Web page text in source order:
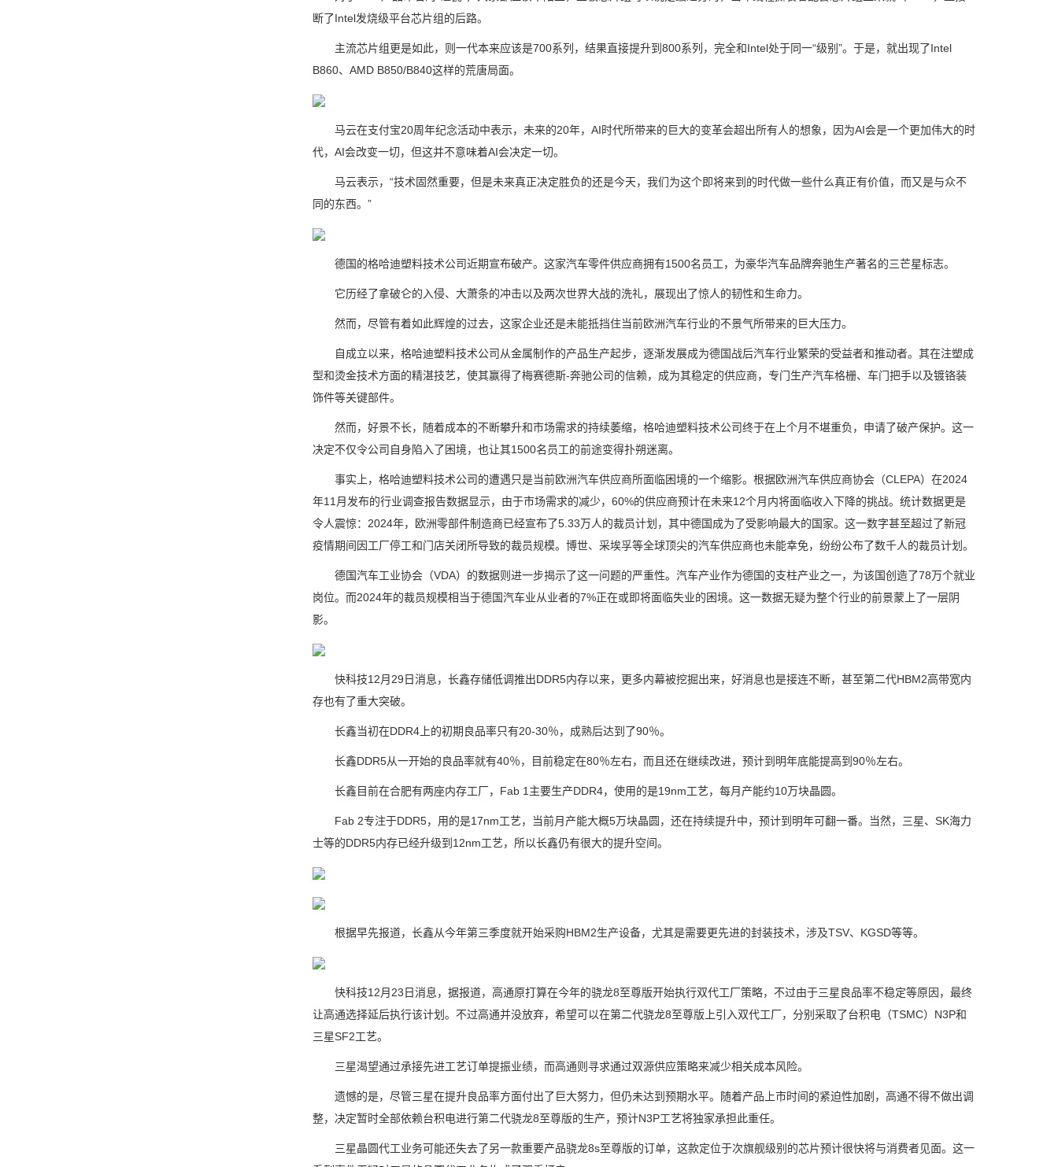
断了Intel发烧级平台芯片组的后路。
主流芯片组更是如此，则一代本来应该是700系列，结果直接提升到800系列，完全和Intel处于同一“级别”。于是，就出现了Intel
B860、AMD B850/B840这样的荒唐局面。
马云在支付宝20周年纪念活动中表示，未来的20年，AI时代所带来的巨大的变革会超出所有人的想象，因为AI会是一个更加伟大的时
代，AI会改变一切，但这并不意味着AI会决定一切。
马云表示，“技术固然重要，但是未来真正决定胜负的还是今天，我们为这个即将来到的时代做一些什么真正有价值，而又是与众不
同的东西。”
德国的格哈迪塑料技术公司近期宣布破产。这家汽车零件供应商拥有1500名员工，为豪华汽车品牌奔驰生产著名的三芒星标志。
它历经了拿破仑的入侵、大萧条的冲击以及两次世界大战的洗礼，展现出了惊人的韧性和生命力。
然而，尽管有着如此辉煌的过去，这家企业还是未能抵挡住当前欧洲汽车行业的不景气所带来的巨大压力。
自成立以来，格哈迪塑料技术公司从金属制作的产品生产起步，逐渐发展成为德国战后汽车行业繁荣的受益者和推动者。其在注塑成
型和烫金技术方面的精湛技艺，使其赢得了梅赛德斯-奔驰公司的信赖，成为其稳定的供应商，专门生产汽车格栅、车门把手以及镀铬装
饰件等关键部件。
然而，好景不长，随着成本的不断攀升和市场需求的持续萎缩，格哈迪塑料技术公司终于在上个月不堪重负，申请了破产保护。这一
决定不仅令公司自身陷入了困境，也让其1500名员工的前途变得扑朔迷离。
事实上，格哈迪塑料技术公司的遭遇只是当前欧洲汽车供应商所面临困境的一个缩影。根据欧洲汽车供应商协会（CLEPA）在2024
年11月发布的行业调查报告数据显示，由于市场需求的减少，60%的供应商预计在未来12个月内将面临收入下降的挑战。统计数据更是
令人震惊：2024年，欧洲零部件制造商已经宣布了5.33万人的裁员计划，其中德国成为了受影响最大的国家。这一数字甚至超过了新冠
疫情期间因工厂停工和门店关闭所导致的裁员规模。博世、采埃孚等全球顶尖的汽车供应商也未能幸免，纷纷公布了数千人的裁员计划。
德国汽车工业协会（VDA）的数据则进一步揭示了这一问题的严重性。汽车产业作为德国的支柱产业之一，为该国创造了78万个就业
岗位。而2024年的裁员规模相当于德国汽车业从业者的7%正在或即将面临失业的困境。这一数据无疑为整个行业的前景蒙上了一层阴
影。
快科技12月29日消息，长鑫存储低调推出DDR5内存以来，更多内幕被挖掘出来，好消息也是接连不断，甚至第二代HBM2高带宽内
存也有了重大突破。
长鑫当初在DDR4上的初期良品率只有20-30％，成熟后达到了90％。
长鑫DDR5从一开始的良品率就有40％，目前稳定在80％左右，而且还在继续改进，预计到明年底能提高到90％左右。
长鑫目前在合肥有两座内存工厂，Fab 1主要生产DDR4，使用的是19nm工艺，每月产能约10万块晶圆。
Fab 2专注于DDR5，用的是17nm工艺，当前月产能大概5万块晶圆，还在持续提升中，预计到明年可翻一番。当然，三星、SK海力
士等的DDR5内存已经升级到12nm工艺，所以长鑫仍有很大的提升空间。
根据早先报道，长鑫从今年第三季度就开始采购HBM2生产设备，尤其是需要更先进的封装技术，涉及TSV、KGSD等等。
快科技12月23日消息，据报道，高通原打算在今年的骁龙8至尊版开始执行双代工厂策略，不过由于三星良品率不稳定等原因，最终
让高通选择延后执行该计划。不过高通并没放弃，希望可以在第二代骁龙8至尊版上引入双代工厂，分别采取了台积电（TSMC）N3P和
三星SF2工艺。
三星渴望通过承接先进工艺订单提振业绩，而高通则寻求通过双源供应策略来减少相关成本风险。
遗憾的是，尽管三星在提升良品率方面付出了巨大努力，但仍未达到预期水平。随着产品上市时间的紧迫性加剧，高通不得不做出调
整，决定暂时全部依赖台积电进行第二代骁龙8至尊版的生产，预计N3P工艺将独家承担此重任。
三星晶圆代工业务可能还失去了另一款重要产品骁龙8s至尊版的订单，这款定位于次旗舰级别的芯片预计很快将与消费者见面。这一